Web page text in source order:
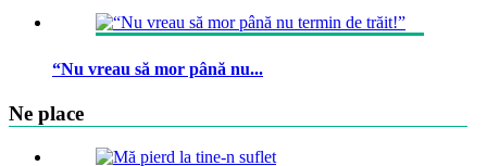
“Nu vreau să mor până nu...
Ne place